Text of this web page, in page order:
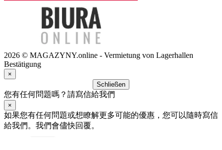
2026 © MAGAZYNY.online - Vermietung von Lagerhallen
Bestätigung
×
Schließen
您有任何問題嗎？請寫信給我們
×
如果您有任何問題或想瞭解更多可能的優惠，您可以隨時寫信
給我們。我們會儘快回覆。